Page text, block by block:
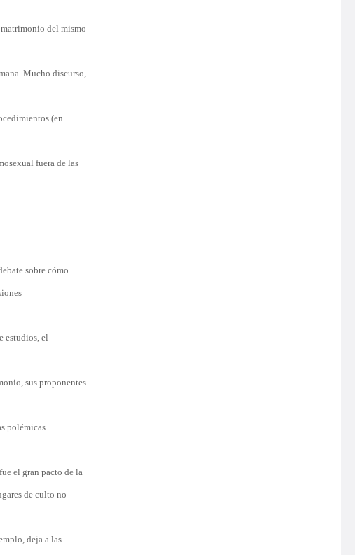
del mismo
Mucho discurso,
(en
fuera de las
sobre cómo
estudios, el
sus proponentes
polémicas.
el gran pacto de la
de culto no
deja a las